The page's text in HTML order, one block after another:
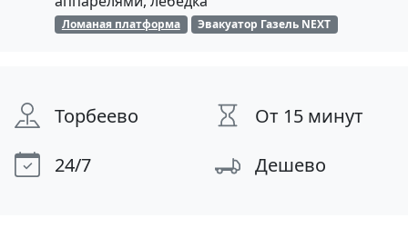
Ломаная платформа Эвакуатор Газель NEXT
Торбеево
От 15 минут
24/7
Дешево